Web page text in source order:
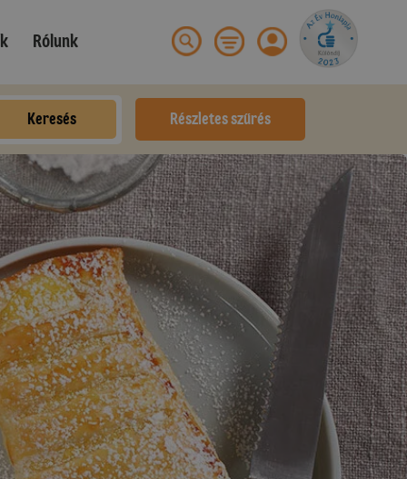
Rólunk
Keresés Részletes szűrés